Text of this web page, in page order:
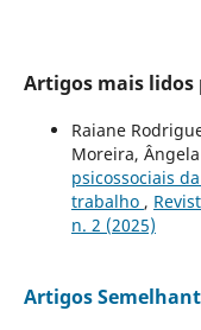
Artigos mais lidos
Raiane
Moreira,
psicossociais
trabalho ,
n. 2 (2025)
Artigos